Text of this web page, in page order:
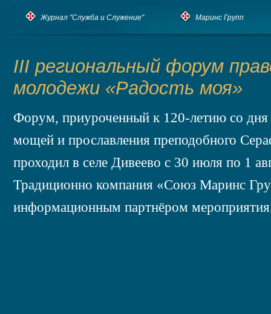
Журнал "Служба и Служение" Маринс Групп
III региональный форум
молодежи «Радость моя»
Форум, приуроченный к 120-летию со дня
мощей и прославления преподобного
проходил в селе Дивеево с 30 июля по 1
Традиционно компания «Союз Маринс
информационным партнёром